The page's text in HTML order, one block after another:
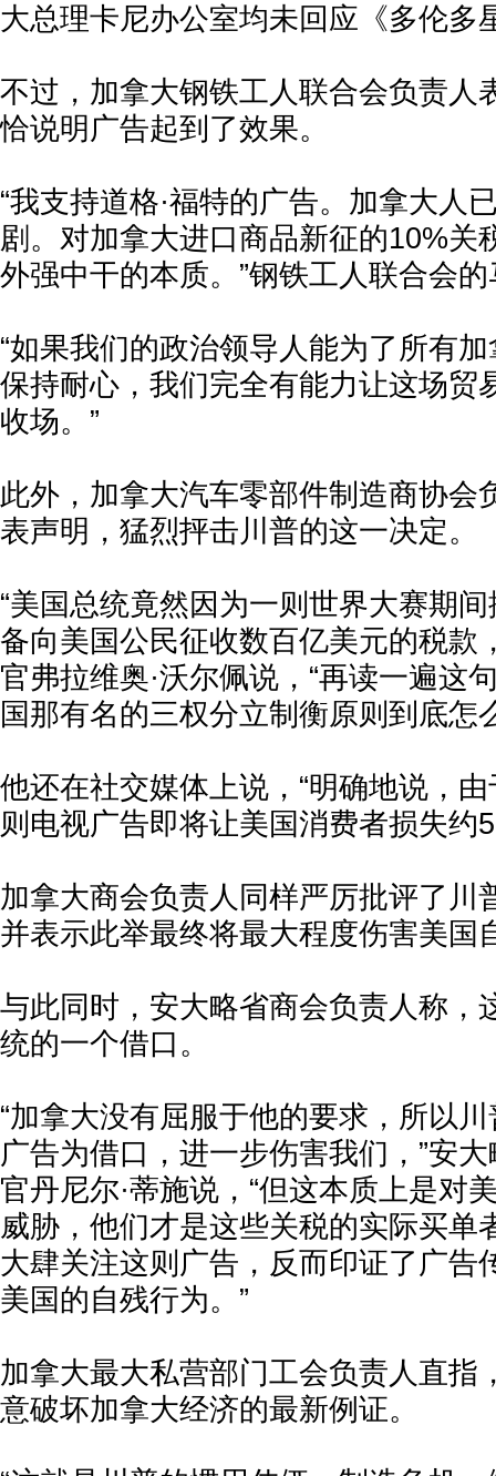
大总理卡尼办公室均未回应《多伦多
不过，加拿大钢铁工人联合会负责人
恰说明广告起到了效果。
“我支持道格·福特的广告。加拿大人
剧。对加拿大进口商品新征的10%关
外强中干的本质。”钢铁工人联合会的
“如果我们的政治领导人能为了所有
保持耐心，我们完全有能力让这场贸
收场。”
此外，加拿大汽车零部件制造商协会
表声明，猛烈抨击川普的这一决定。
“美国总统竟然因为一则世界大赛期
备向美国公民征收数百亿美元的税款
官弗拉维奥·沃尔佩说，“再读一遍这
国那有名的三权分立制衡原则到底怎
他还在社交媒体上说，“明确地说，
则电视广告即将让美国消费者损失约
加拿大商会负责人同样严厉批评了川
并表示此举最终将最大程度伤害美国
与此同时，安大略省商会负责人称，
统的一个借口。
“加拿大没有屈服于他的要求，所以
广告为借口，进一步伤害我们，”安
官丹尼尔·蒂施说，“但这本质上是对
威胁，他们才是这些关税的实际买单
大肆关注这则广告，反而印证了广告
美国的自残行为。”
加拿大最大私营部门工会负责人直指
意破坏加拿大经济的最新例证。